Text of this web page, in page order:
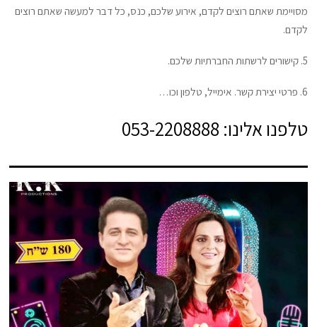
מסויימת שאתם רוצים לקדם, אירוע שלכם, כנס, כל דבר למעשה שאתם רוצים
לקדם.
5. קישורים לרשתות החברתיות שלכם.
6. פרטי יצירת קשר. אימייל, טלפון וכו…
טלפנו אלינו: 053-2208888